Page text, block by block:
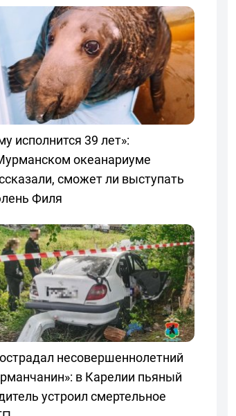
исполнится 39 лет»:
океанариуме
сможет ли выступать
Филя
несовершеннолетний
в Карелии пьяный
устроил смертельное